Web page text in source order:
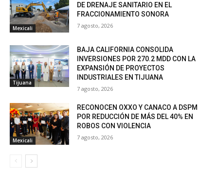
Mexicali
DE DRENAJE SANITARIO EN EL
FRACCIONAMIENTO SONORA
7 agosto, 2026
Tijuana
BAJA CALIFORNIA CONSOLIDA
INVERSIONES POR 270.2 MDD CON LA
EXPANSIÓN DE PROYECTOS
INDUSTRIALES EN TIJUANA
7 agosto, 2026
Mexicali
RECONOCEN OXXO Y CANACO A DSPM
POR REDUCCIÓN DE MÁS DEL 40% EN
ROBOS CON VIOLENCIA
7 agosto, 2026